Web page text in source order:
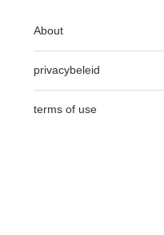
About
privacybeleid
terms of use